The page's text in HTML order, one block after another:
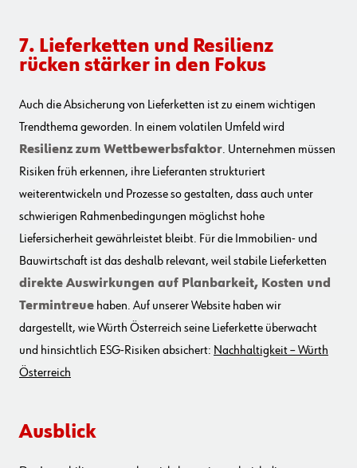
7. Lieferketten und Resilienz
rücken stärker in den Fokus
Auch die Absicherung von Lieferketten ist zu einem wichtigen
Trendthema geworden. In einem volatilen Umfeld wird
Resilienz zum Wettbewerbsfaktor. Unternehmen müssen
Risiken früh erkennen, ihre Lieferanten strukturiert
weiterentwickeln und Prozesse so gestalten, dass auch unter
schwierigen Rahmenbedingungen möglichst hohe
Liefersicherheit gewährleistet bleibt. Für die Immobilien- und
Bauwirtschaft ist das deshalb relevant, weil stabile Lieferketten
direkte Auswirkungen auf Planbarkeit, Kosten und
Termintreue haben. Auf unserer Website haben wir
dargestellt, wie Würth Österreich seine Lieferkette überwacht
und hinsichtlich ESG-Risiken absichert: Nachhaltigkeit – Würth
Österreich
Ausblick